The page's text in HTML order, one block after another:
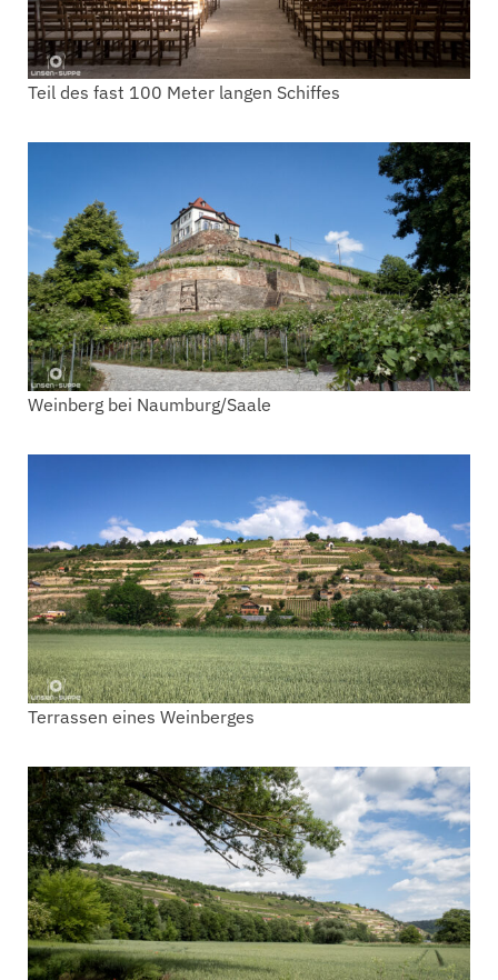
Teil des fast 100 Meter langen Schiffes
Weinberg bei Naumburg/Saale
Terrassen eines Weinberges